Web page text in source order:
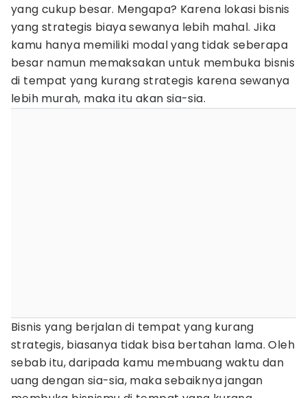
yang cukup besar. Mengapa? Karena lokasi bisnis
yang strategis biaya sewanya lebih mahal. Jika
kamu hanya memiliki modal yang tidak seberapa
besar namun memaksakan untuk membuka bisnis
di tempat yang kurang strategis karena sewanya
lebih murah, maka itu akan sia-sia.
Bisnis yang berjalan di tempat yang kurang
strategis, biasanya tidak bisa bertahan lama. Oleh
sebab itu, daripada kamu membuang waktu dan
uang dengan sia-sia, maka sebaiknya jangan